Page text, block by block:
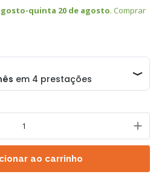
quinta 20 de agosto. Comprar
ao carrinho